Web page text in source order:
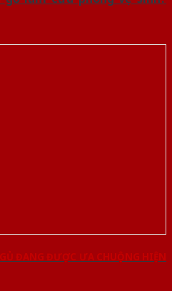
ĐANG ĐƯỢC ƯA CHUỘNG HIỆN